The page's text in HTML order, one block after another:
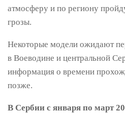
атмосферу и по региону
грозы.
Некоторые модели ожидают
в Воеводине и центральной
информация о времени
позже.
В Сербии с января по март